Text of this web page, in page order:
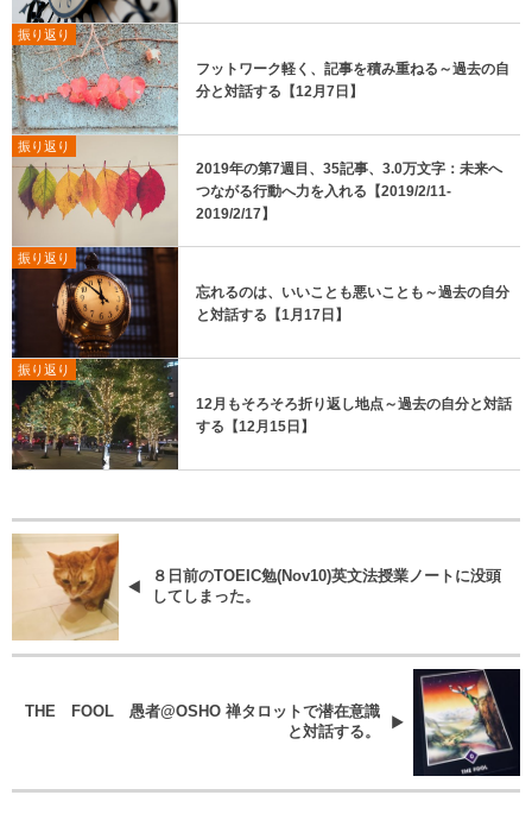
振り返り
フットワーク軽く、記事を積み重ねる～過去の自
分と対話する【12月7日】
振り返り
2019年の第7週目、35記事、3.0万文字：未来へ
つながる行動へ力を入れる【2019/2/11-
2019/2/17】
振り返り
忘れるのは、いいことも悪いことも～過去の自分
と対話する【1月17日】
振り返り
12月もそろそろ折り返し地点～過去の自分と対話
する【12月15日】
８日前のTOEIC勉(Nov10)英文法授業ノートに没頭
してしまった。
THE FOOL 愚者@OSHO 禅タロットで潜在意識
と対話する。